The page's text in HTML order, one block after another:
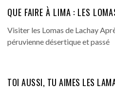
QUE FAIRE À LIMA : LES
Visiter les Lomas de Lachay
péruvienne désertique et passé
TOI AUSSI, TU AIMES LES